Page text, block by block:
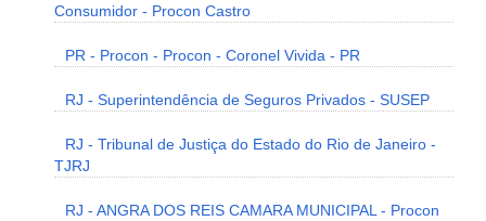
Consumidor - Procon Castro
PR - Procon - Procon - Coronel Vivida - PR
RJ - Superintendência de Seguros Privados - SUSEP
RJ - Tribunal de Justiça do Estado do Rio de Janeiro -
TJRJ
RJ - ANGRA DOS REIS CAMARA MUNICIPAL - Procon